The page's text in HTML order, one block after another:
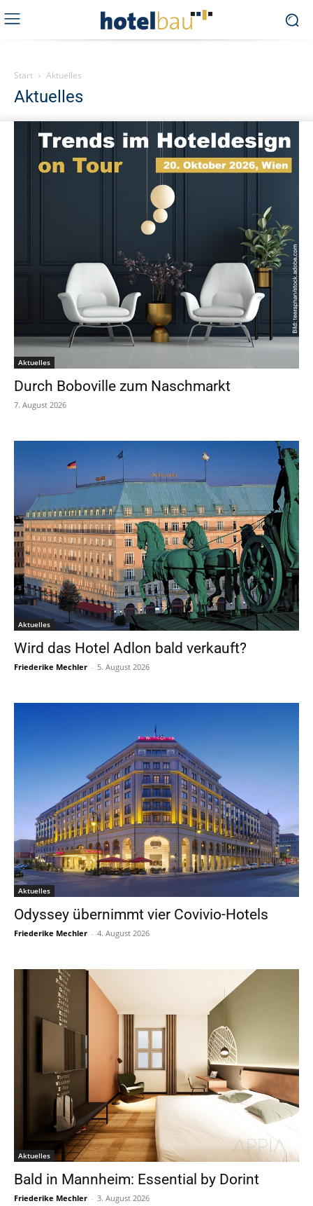
Start Aktuelles
Aktuelles
Aktuelles
Durch Boboville zum Naschmarkt
7. August 2026
Aktuelles
Wird das Hotel Adlon bald verkauft?
Friederike Mechler - 5. August 2026
Aktuelles
Odyssey übernimmt vier Covivio-Hotels
Friederike Mechler - 4. August 2026
Aktuelles
Bald in Mannheim: Essential by Dorint
Friederike Mechler - 3. August 2026